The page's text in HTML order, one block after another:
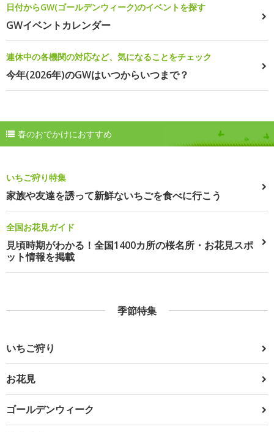
日付からGW(ゴールデンウィーク)のイベントを探す
GWイベントカレンダー
連休中の各機関の対応など、気になることをチェック
今年(2026年)のGWはいつからいつまで？
春のおでかけにおすすめ
いちご狩り特集
家族や友達を誘って新鮮ないちごを食べに行こう
全国お花見ガイド
見頃時期がわかる！全国1400カ所の桜名所・お花見スポ
ット情報を掲載
季節特集
いちご狩り
お花見
ゴールデンウィーク